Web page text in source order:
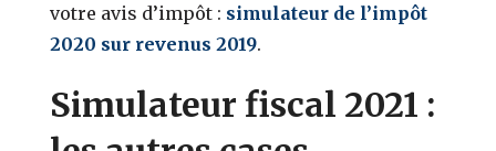
votre avis d’impôt : simulateur de l’impôt
2020 sur revenus 2019.
Simulateur fiscal 2021 :